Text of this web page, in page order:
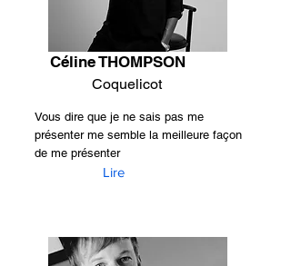
Céline THOMPSON
Coquelicot
Vous dire que je ne sais pas me
présenter me semble la meilleure façon
de me présenter
Lire